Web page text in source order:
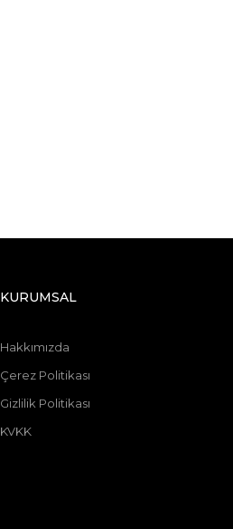
KURUMSAL
Hakkımızda
Çerez Politikası
Gizlilik Politikası
KVKK